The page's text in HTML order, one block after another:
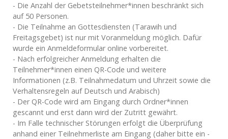
- Die Anzahl der Gebetsteilnehmer*innen beschränkt sich
auf 50 Personen.
- Die Teilnahme an Gottesdiensten (Tarawih und
Freitagsgebet) ist nur mit Voranmeldung möglich. Dafür
wurde ein Anmeldeformular online vorbereitet.
- Nach erfolgreicher Anmeldung erhalten die
Teilnehmer*innen einen QR-Code und weitere
Informationen (z.B. Teilnahmedatum und Uhrzeit sowie die
Verhaltensregeln auf Deutsch und Arabisch)
- Der QR-Code wird am Eingang durch Ordner*innen
gescannt und erst dann wird der Zutritt gewährt.
- Im Falle technischer Störungen erfolgt die Überprüfung
anhand einer Teilnehmerliste am Eingang (daher bitte ein -